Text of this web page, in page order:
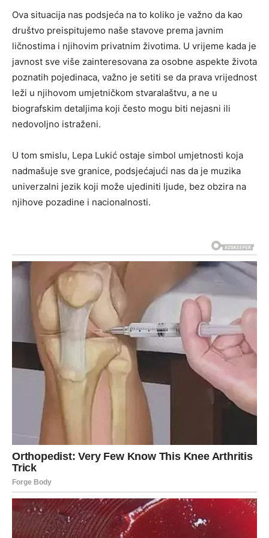
Ova situacija nas podsjeća na to koliko je važno da kao
društvo preispitujemo naše stavove prema javnim
ličnostima i njihovim privatnim životima. U vrijeme kada je
javnost sve više zainteresovana za osobne aspekte života
poznatih pojedinaca, važno je setiti se da prava vrijednost
leži u njihovom umjetničkom stvaralaštvu, a ne u
biografskim detaljima koji često mogu biti nejasni ili
nedovoljno istraženi.
U tom smislu, Lepa Lukić ostaje simbol umjetnosti koja
nadmašuje sve granice, podsjećajući nas da je muzika
univerzalni jezik koji može ujediniti ljude, bez obzira na
njihove pozadine i nacionalnosti.